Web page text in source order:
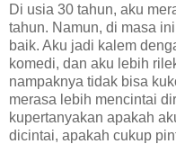
Di usia 30 tahun, aku
tahun. Namun, di masa
baik. Aku jadi kalem
komedi, dan aku lebih
nampaknya tidak bisa
merasa lebih mencintai
kupertanyakan apakah
dicintai, apakah cukup